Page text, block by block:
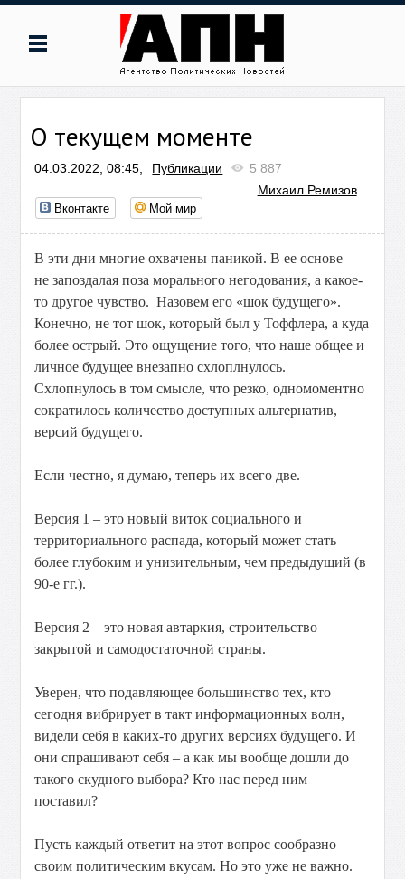
О текущем моменте
04.03.2022, 08:45, Публикации
5 887
Михаил Ремизов
Вконтакте Мой мир
В эти дни многие охвачены паникой. В ее основе –
не запоздалая поза морального негодования, а какое-
то другое чувство. Назовем его «шок будущего».
Конечно, не тот шок, который был у Тоффлера, а куда
более острый. Это ощущение того, что наше общее и
личное будущее внезапно схлоплнулось.
Схлопнулось в том смысле, что резко, одномоментно
сократилось количество доступных альтернатив,
версий будущего.
Если честно, я думаю, теперь их всего две.
Версия 1 – это новый виток социального и
территориального распада, который может стать
более глубоким и унизительным, чем предыдущий (в
90-е гг.).
Версия 2 – это новая автаркия, строительство
закрытой и самодостаточной страны.
Уверен, что подавляющее большинство тех, кто
сегодня вибрирует в такт информационных волн,
видели себя в каких-то других версиях будущего. И
они спрашивают себя – а как мы вообще дошли до
такого скудного выбора? Кто нас перед ним
поставил?
Пусть каждый ответит на этот вопрос сообразно
своим политическим вкусам. Но это уже не важно.